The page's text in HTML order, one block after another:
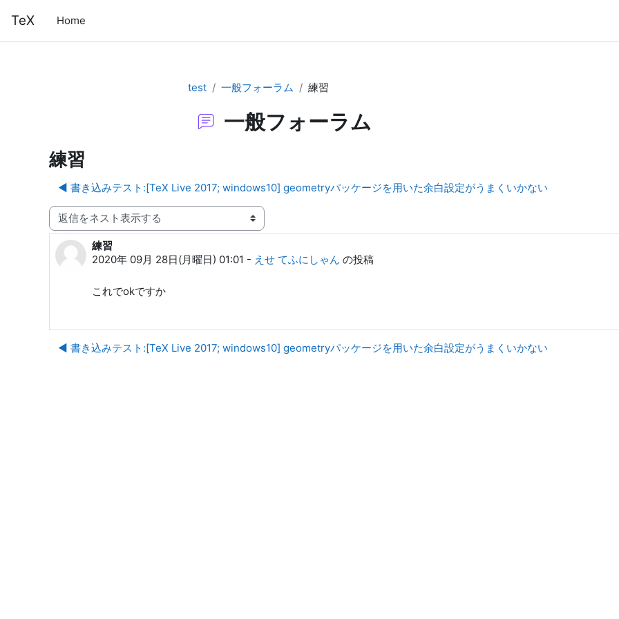
TeX Home
test 一般フォーラム 練習
一般フォーラム
練習
◀︎ 書き込みテスト:[TeX Live 2017; windows10] geometryパッケージを用いた余白設定がうまくいかない
表示モード
練習
2020年 09月 28日(月曜日) 01:01 - えせ てふにしゃん の投稿
返信数: 0
これでokですか
◀︎ 書き込みテスト:[TeX Live 2017; windows10] geometryパッケージを用いた余白設定がうまくいかない